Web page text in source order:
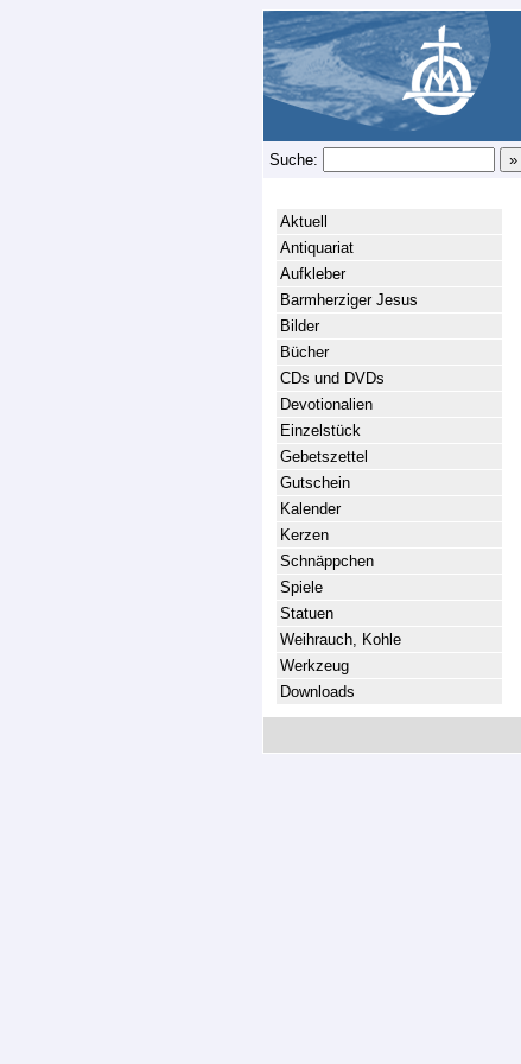
Suche:
Aktuell
Antiquariat
Aufkleber
Barmherziger Jesus
Bilder
Bücher
CDs und DVDs
Devotionalien
Einzelstück
Gebetszettel
Gutschein
Kalender
Kerzen
Schnäppchen
Spiele
Statuen
Weihrauch, Kohle
Werkzeug
Downloads